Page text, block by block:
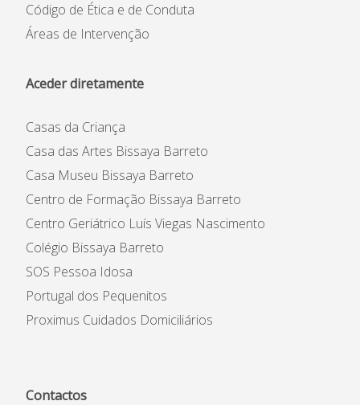
Código de Ética e de Conduta
Áreas de Intervenção
Aceder diretamente
Casas da Criança
Casa das Artes Bissaya Barreto
Casa Museu Bissaya Barreto
Centro de Formação Bissaya Barreto
Centro Geriátrico Luís Viegas Nascimento
Colégio Bissaya Barreto
SOS Pessoa Idosa
Portugal dos Pequenitos
Proximus Cuidados Domiciliários
Contactos